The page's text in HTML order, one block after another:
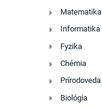
Matematika
Informatika
Fyzika
Chémia
Prírodoveda
Biológia